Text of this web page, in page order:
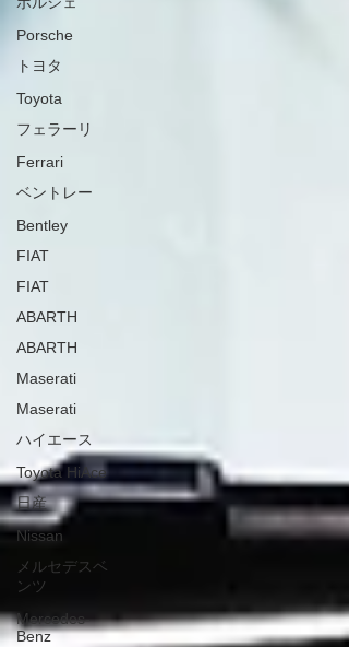
Porsche
トヨタ
Toyota
フェラーリ
Ferrari
ベントレー
Bentley
FIAT
FIAT
ABARTH
ABARTH
Maserati
Maserati
ハイエース
Toyota HiAce
日産
Nissan
メルセデスベ
ンツ
Mercedes-
Benz